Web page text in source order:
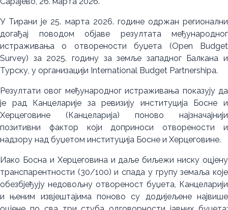
У Тирани је 25. марта 2026. године одржан регионални
догађај поводом објаве резултата међународног
истраживања о отворености буџета (Open Budget
Survey) за 2025. годину за земље западног Балкана и
Турску, у организацији International Budget Partnershipa.
Резултати овог међународног истраживања показују да
је рад Канцеларије за ревизију институција Босне и
Херцеговине (Канцеларија) поново најзначајнији
позитивни фактор који доприноси отворености и
надзору над буџетом институција Босне и Херцеговине.
Иако Босна и Херцеговина и даље биљежи ниску оцјену
транспарентности (30/100) и спада у групу земаља које
обезбјеђују недовољну отвореност буџета, Канцеларији
и њеним извјештајима поново су додијељене највише